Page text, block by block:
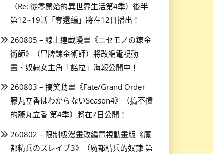
（Re: 從零開始的異世界生活第4季）後半
第12~19話「奪還編」將在12日播出！
260805 – 線上連載漫畫《ニセモノの錬金
術師》（冒牌鍊金術師）將改編電視動
畫、奴隸女主角「諾拉」海報公開中！
260803 – 搞笑動畫《Fate/Grand Order
藤丸立香はわからないSeason4》（搞不懂
的藤丸立香 第4季）將在7日公開！
260802 – 限制級漫畫改編電視動畫版《魔
都精兵のスレイブ3》（魔都精兵的奴隸 第